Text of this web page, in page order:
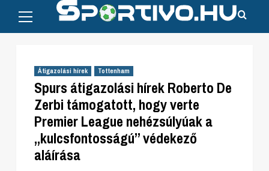
content
Menu
Átigazolási hírek Tottenham
Spurs átigazolási hírek Roberto De
Zerbi támogatott, hogy verte
Premier League nehézsúlyúak a
„kulcsfontosságú” védekező
aláírása